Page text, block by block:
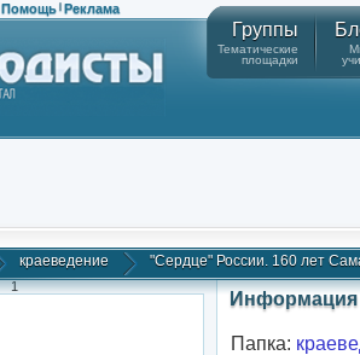
Помощь | Реклама
Группы
Тематические
площадки
краеведение "Сердце" России. 160 лет
1
Информация
Папка: